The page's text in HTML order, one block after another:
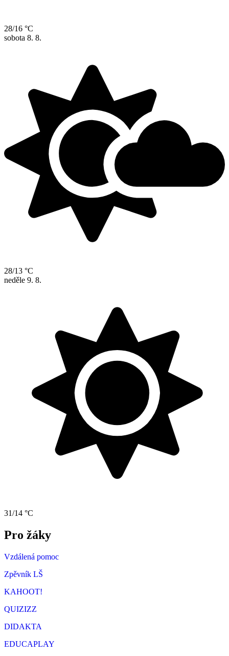
28/16 °C
sobota 8. 8.
28/13 °C
neděle 9. 8.
31/14 °C
Pro žáky
Vzdálená pomoc
Zpěvník LŠ
KAHOOT!
QUIZIZZ
DIDAKTA
EDUCAPLAY